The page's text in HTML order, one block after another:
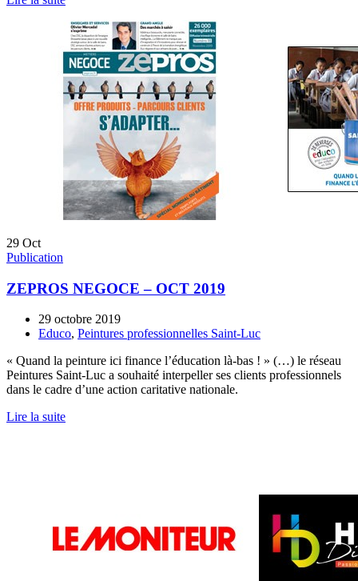
29 Oct
Publication
ZEPROS NEGOCE – OCT 2019
29 octobre 2019
Educo, Peintures professionnelles Saint-Luc
« Quand la peinture ici finance l’éducation là-bas ! » (…) le réseau
Peintures Saint-Luc a souhaité interpeller ses clients professionnels
dans le cadre d’une action caritative nationale.
Lire la suite